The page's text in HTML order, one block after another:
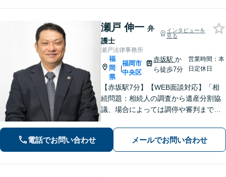
瀬戸 伸一 弁
護士
インタビューを
見る
瀬戸法律事務所
福
岡
県
|
福岡市
中央区
赤坂駅 か
ら徒歩7分
営業時間：本
日定休日
【赤坂駅7分】【WEB面談対応】「相
続問題：相続人の調査から遺産分割協
議、場合によっては調停や審判まで、
す」「インターネット：掲示板やSN
S、ブログでの誹謗中傷に対する削除請
求・発信者情報開示請求に豊富な経験
あり」
電話でお問い合わせ メールでお問い合わせ